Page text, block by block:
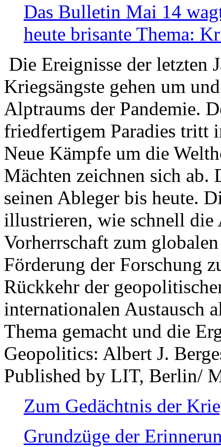
Das Bulletin Mai 14
heute brisante Thema:
Die Ereignisse der letzten
Kriegsängste gehen um
Alptraums der Pandemie.
friedfertigem Paradies tritt
Neue Kämpfe um die
Mächten zeichnen sich
seinen Ableger bis heute.
illustrieren, wie schnell die
Vorherrschaft zum
Förderung der Forschung
Rückkehr der
internationalen Austausch
Thema gemacht und die
Geopolitics: Albert J.
Published by LIT, Berlin/
Zum Gedächtnis der
Grundzüge der